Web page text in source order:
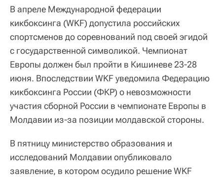
В апреле Международной федерации
кикбоксинга (WKF) допустила российских
спортсменов до соревнований под своей эгидой
с государственной символикой. Чемпионат
Европы должен был пройти в Кишиневе 23-28
июня. Впоследствии WKF уведомила Федерацию
кикбоксинга России (ФКР) о невозможности
участия сборной России в чемпионате Европы в
Молдавии из-за позиции молдавской стороны.
В пятницу министерство образования и
исследований Молдавии опубликовало
заявление, в котором осудило решение WKF